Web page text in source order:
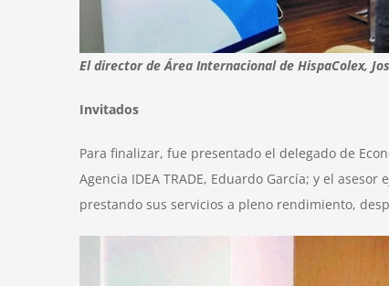
El director de Área Internacional de HispaColex,
Invitados
Para finalizar, fue presentado el delegado de
Agencia IDEA TRADE, Eduardo García; y el
prestando sus servicios a pleno rendimiento,